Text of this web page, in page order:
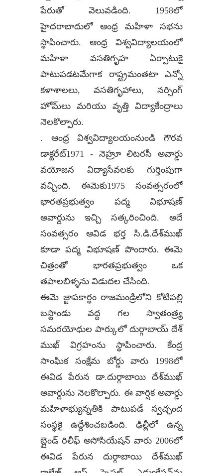
పేరుతో వెలువడింది. 1958లో
హైదరాబాదులో ఆంధ్ర మహిళా సభను
స్థాపించారు. ఆంధ్ర విశ్వవిద్యాలయంలో
మహిళా వసతిగృహ ఏర్పాటుకై
పాటుపడటమేగాక రాష్ట్రమంతటా ఎన్నో
కళాశాలలు, వసతిగృహాలు, నర్సింగ్
హోమ్‌లు మరియు వృత్తి విద్యాకేంద్రాలు
నెలకొల్పారు.
. ఆంధ్ర విశ్వవిద్యాలయంనుండి గౌరవ
డాక్టరేట్1971 - నెహ్రూ లిటరసీ అవార్డు
వయోజన విద్యాసేవలకు గుర్తింపుగా
వచ్చింది. ఈమెకు1975 సంవత్సరంలో
భారతప్రభుత్వం పద్మ విభూషణ్
అవార్డును ఇచ్చి సత్కరించింది. అదే
సంవత్సరం ఆవిడ భర్త సి.డి.దేశ్‌ముఖ్
కూడా పద్మ విభూషణ్ పొందారు. ఈమె
చిత్రంతో భారతప్రభుత్వం ఒక
తపాలబిళ్ళను విడుదల చేసింది.
ఈమె జ్ఙాపకార్థం రాజమండ్రిలోని కోటిపల్లి
బస్టాండు వద్ద గల స్వాతంత్ర్య
సమరయోధుల పార్కులో దుర్గాబాయ్ దేశ్
ముఖ్ విగ్రహంను స్థాపించారు. కేంద్ర
సాంఘిక సంక్షేమ బోర్డు వారు 1998లో
ఈవిడ పేరున డా.దుర్గాబాయి దేశ్‌ముఖ్
అవార్డును నెలకొల్పారు. ఈ వార్షిక అవార్డు
మహిళాభ్యున్నతికి పాటుపడే స్వచ్ఛంద
సంస్థకై ఉద్దేశించబడింది. ఢిల్లీలో ఉన్న
బ్లైండ్ రిలీఫ్ అసోసియేషన్ వారు 2006లో
ఈవిడ పేరున దుర్గాబాయి దేశ్‌ముఖ్